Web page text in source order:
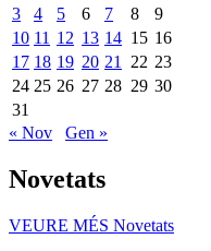
3
4 5 6 7 8
9
10 11 12 13 14 15 16
17 18 19 20 21 22 23
24 25 26 27 28 29 30
31
« Nov
Gen »
Novetats
VEURE MÉS Novetats